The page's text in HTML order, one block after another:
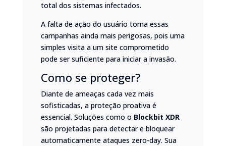
total dos sistemas infectados.
A falta de ação do usuário torna essas
campanhas ainda mais perigosas, pois uma
simples visita a um site comprometido
pode ser suficiente para iniciar a invasão.
Como se proteger?
Diante de ameaças cada vez mais
sofisticadas, a proteção proativa é
essencial. Soluções como o Blockbit XDR
são projetadas para detectar e bloquear
automaticamente ataques zero-day. Sua